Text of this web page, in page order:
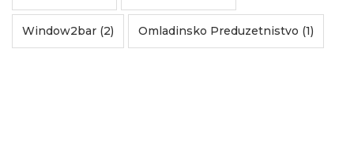
Window2bar (2) Omladinsko Preduzetnistvo (1)